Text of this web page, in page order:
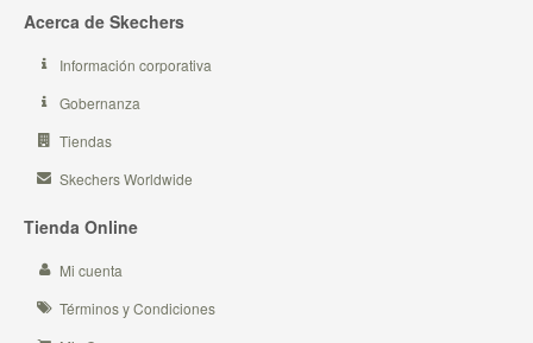
Acerca de Skechers
Información corporativa
Gobernanza
Tiendas
Skechers Worldwide
Tienda Online
Mi cuenta
Términos y Condiciones